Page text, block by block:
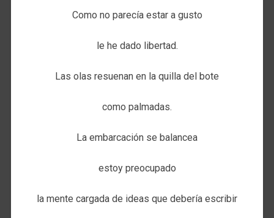
Como no parecía estar a gusto
le he dado libertad.
Las olas resuenan en la quilla del bote
como palmadas.
La embarcación se balancea
estoy preocupado
la mente cargada de ideas que debería escribir